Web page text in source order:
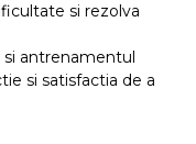
si rezolva
si antrenamentul
si satisfactia de a